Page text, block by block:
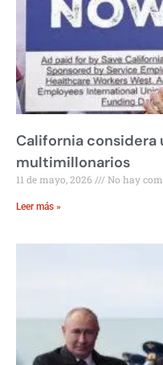
California considera
multimillonarios
11 de mayo, 2026 No hay
Leer más »